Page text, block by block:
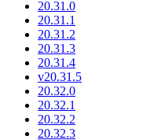
20.31.0
20.31.1
20.31.2
20.31.3
20.31.4
v20.31.5
20.32.0
20.32.1
20.32.2
20.32.3